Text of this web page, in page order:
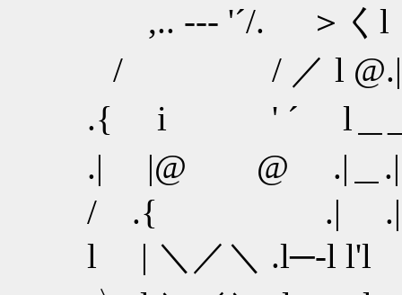
,.. -‐‐ '´/. ＞
/ / ／ l
.{ i ' ´ l
.| |@
/ .{ .|
l | ＼／＼